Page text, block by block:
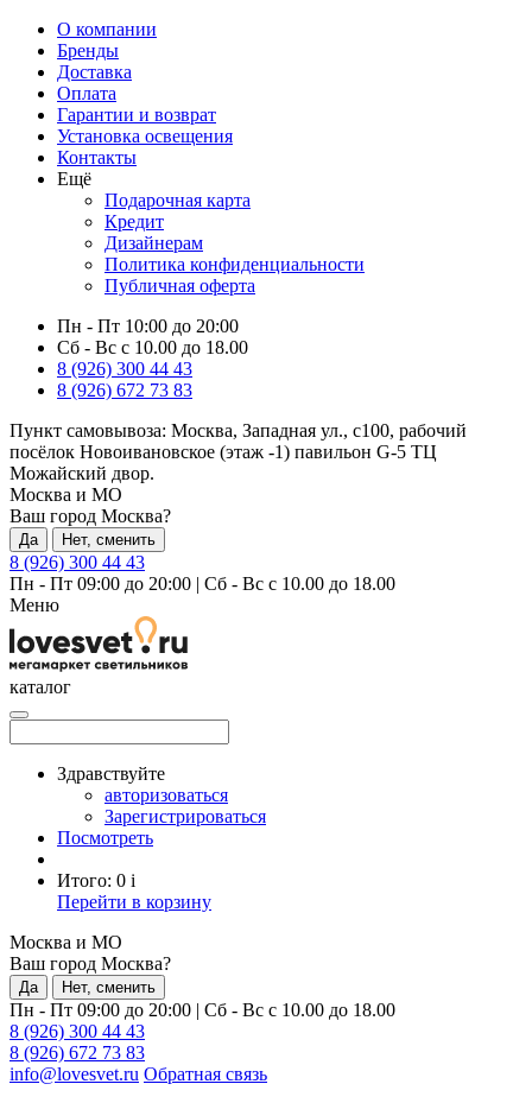
О компании
Бренды
Доставка
Оплата
Гарантии и возврат
Установка освещения
Контакты
Ещё
Подарочная карта
Кредит
Дизайнерам
Политика конфиденциальности
Публичная оферта
Пн - Пт 10:00 до 20:00
Сб - Вс с 10.00 до 18.00
8 (926) 300 44 43
8 (926) 672 73 83
Пункт самовывоза: Москва, Западная ул., с100, рабочий
посёлок Новоивановское (этаж -1) павильон G-5 ТЦ
Можайский двор.
Москва и МО
Ваш город Москва?
Да Нет, сменить
8 (926) 300 44 43
Пн - Пт 09:00 до 20:00 | Сб - Вс с 10.00 до 18.00
Меню
каталог
Здравствуйте
авторизоваться
Зарегистрироваться
Посмотреть
Итого: 0 i
Перейти в корзину
Москва и МО
Ваш город Москва?
Да Нет, сменить
Пн - Пт 09:00 до 20:00 | Сб - Вс с 10.00 до 18.00
8 (926) 300 44 43
8 (926) 672 73 83
info@lovesvet.ru Обратная связь